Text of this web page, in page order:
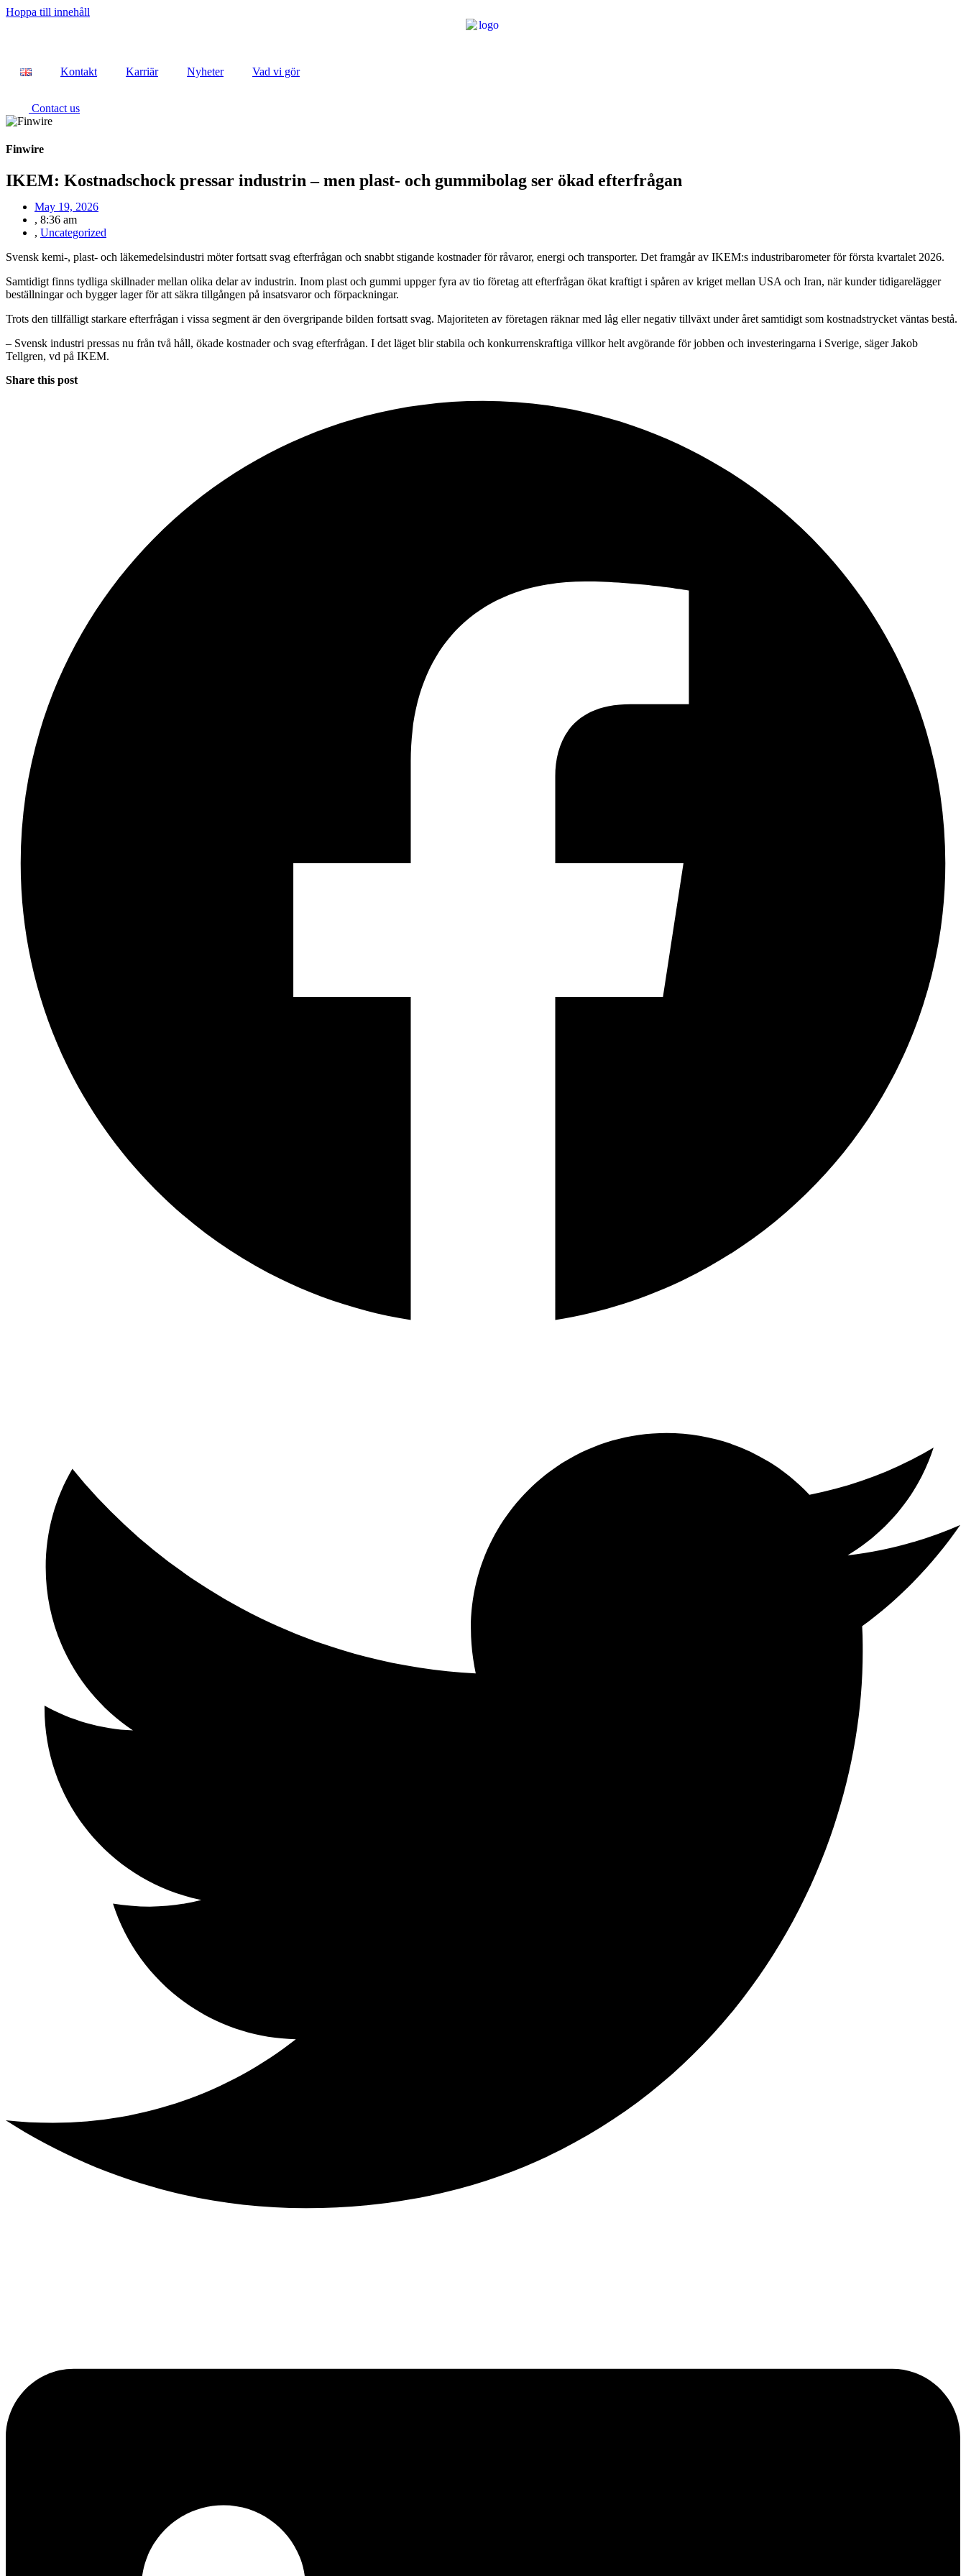
Hoppa till innehåll
Kontakt Karriär Nyheter Vad vi gör
Contact us
Finwire
IKEM: Kostnadschock pressar industrin – men plast- och gummibolag ser ökad efterfrågan
May 19, 2026
, 8:36 am
, Uncategorized
Svensk kemi-, plast- och läkemedelsindustri möter fortsatt svag efterfrågan och snabbt stigande kostnader för råvaror, energi och transporter. Det framgår av IKEM:s industribarometer för första kvartalet 2026.
Samtidigt finns tydliga skillnader mellan olika delar av industrin. Inom plast och gummi uppger fyra av tio företag att efterfrågan ökat kraftigt i spåren av kriget mellan USA och Iran, när kunder tidigarelägger
beställningar och bygger lager för att säkra tillgången på insatsvaror och förpackningar.
Trots den tillfälligt starkare efterfrågan i vissa segment är den övergripande bilden fortsatt svag. Majoriteten av företagen räknar med låg eller negativ tillväxt under året samtidigt som kostnadstrycket väntas bestå.
– Svensk industri pressas nu från två håll, ökade kostnader och svag efterfrågan. I det läget blir stabila och konkurrenskraftiga villkor helt avgörande för jobben och investeringarna i Sverige, säger Jakob
Tellgren, vd på IKEM.
Share this post